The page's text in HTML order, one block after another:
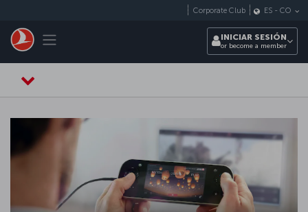
Toggle navigation
Corporate Club ES - CO
INICIAR SESIÓN
or become a member